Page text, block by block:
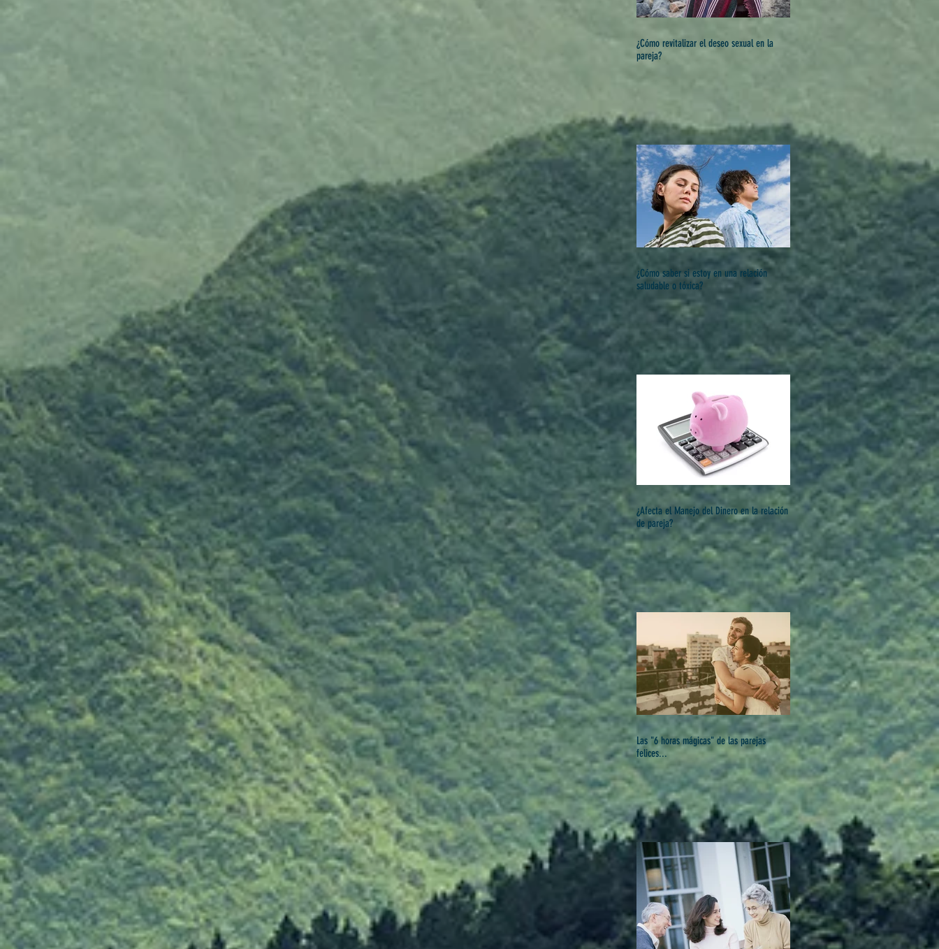
¿Cómo revitalizar el deseo sexual en la
pareja?
¿Cómo saber si estoy en una relación
saludable o tóxica?
¿Afecta el Manejo del Dinero en la relación
de pareja?
Las "6 horas mágicas" de las parejas
felices...